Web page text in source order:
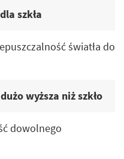
szkła
światła do
wyższa niż szkło
dowolnego